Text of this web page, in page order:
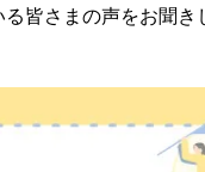
皆さまの声をお聞き